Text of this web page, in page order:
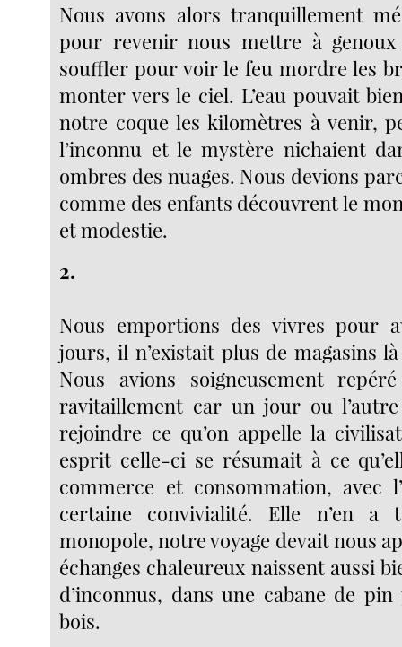
Nous avons alors tranquillement
pour revenir nous mettre à
souffler pour voir le feu mordre les
monter vers le ciel. L’eau pouvait
notre coque les kilomètres à venir,
l’inconnu et le mystère nichaient
ombres des nuages. Nous devions
comme des enfants découvrent le
et modestie.
2.
Nous emportions des vivres pour
jours, il n’existait plus de magasins
Nous avions soigneusement
ravitaillement car un jour ou
rejoindre ce qu’on appelle la
esprit celle-ci se résumait à ce
commerce et consommation, avec
certaine convivialité. Elle n’en a
monopole, notre voyage devait nous
échanges chaleureux naissent aussi
d’inconnus, dans une cabane de
bois.